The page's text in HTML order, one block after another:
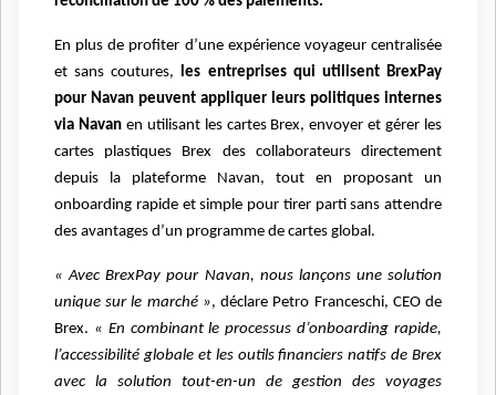
En plus de profiter d’une expérience voyageur centralisée
et sans coutures, les entreprises qui utilisent BrexPay
pour Navan peuvent appliquer leurs politiques internes
via Navan en utilisant les cartes Brex, envoyer et gérer les
cartes plastiques Brex des collaborateurs directement
depuis la plateforme Navan, tout en proposant un
onboarding rapide et simple pour tirer parti sans attendre
des avantages d’un programme de cartes global.
« Avec BrexPay pour Navan, nous lançons une solution
unique sur le marché », déclare Petro Franceschi, CEO de
Brex. « En combinant le processus d’onboarding rapide,
l’accessibilité globale et les outils financiers natifs de Brex
avec la solution tout-en-un de gestion des voyages